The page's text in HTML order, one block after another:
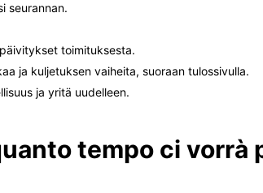
seurannan.
toimituksesta.
ja kuljetuksen vaiheita, suoraan tulossivulla.
ja yritä uudelleen.
tempo ci vorrà